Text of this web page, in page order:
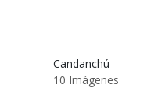
Candanchú
10 Imágenes